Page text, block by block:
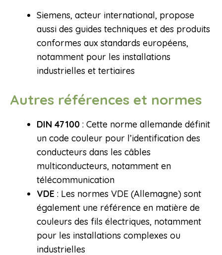
Siemens, acteur international, propose
aussi des guides techniques et des produits
conformes aux standards européens,
notamment pour les installations
industrielles et tertiaires
Autres références et normes
DIN 47100 : Cette norme allemande définit
un code couleur pour l’identification des
conducteurs dans les câbles
multiconducteurs, notamment en
télécommunication
VDE : Les normes VDE (Allemagne) sont
également une référence en matière de
couleurs des fils électriques, notamment
pour les installations complexes ou
industrielles